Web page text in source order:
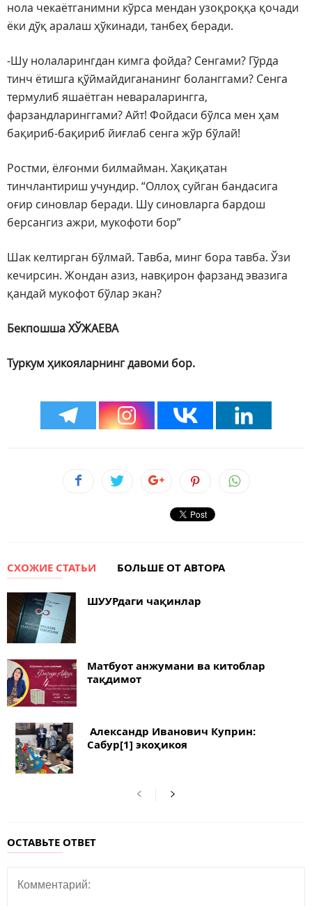
нола чекаётганимни кўрса мендан узоқроққа қочади
ёки дўқ аралаш ҳўкинади, танбеҳ беради.
-Шу нолаларингдан кимга фойда? Сенгами? Гўрда
тинч ётишга қўймайдигананинг боланггами? Сенга
термулиб яшаётган невараларингга,
фарзандларинггами? Айт! Фойдаси бўлса мен ҳам
бақириб-бақириб йиғлаб сенга жўр бўлай!
Ростми, ёлғонми билмайман. Хақиқатан
тинчлантириш учундир. “Оллоҳ суйган бандасига
оғир синовлар беради. Шу синовларга бардош
берсангиз ажри, мукофоти бор”
Шак келтирган бўлмай. Тавба, минг бора тавба. Ўзи
кечирсин. Жондан азиз, навқирон фарзанд эвазига
қандай мукофот бўлар экан?
Бекпошша ХЎЖАЕВА
Туркум ҳикояларнинг давоми бор.
СХОЖИЕ СТАТЬИ БОЛЬШЕ ОТ АВТОРА
ШУУРдаги чақинлар
Матбуот анжумани ва китоблар
тақдимот
Александр Иванович Куприн:
Сабур[1] экоҳикоя
ОСТАВЬТЕ ОТВЕТ